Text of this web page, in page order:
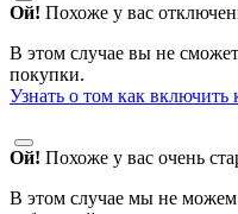
Ой! Похоже у вас
В этом случае вы не
покупки.
Узнать о том как
Ой! Похоже у вас очень
В этом случае мы не